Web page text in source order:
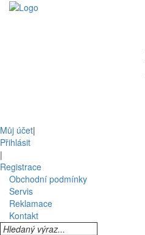
Můj účet|
Přihlásit
|
Registrace
Obchodní podmínky
Servis
Reklamace
Kontakt